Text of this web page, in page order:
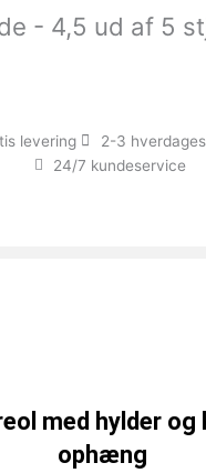
- 4,5 ud af 5
levering
2-3
24/7 kundeservice
med hylder og
ophæng